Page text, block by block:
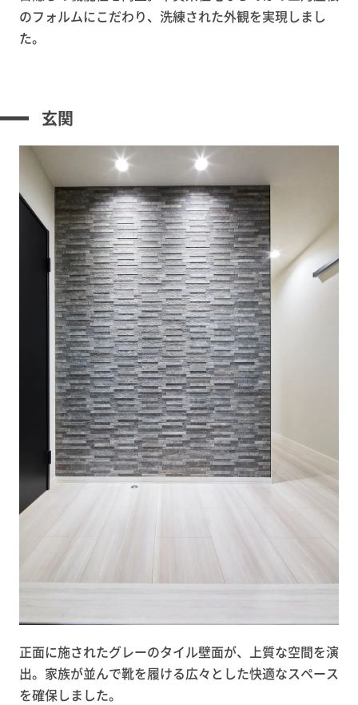
のフォルムにこだわり、洗練された外観を実現しまし
た。
玄関
正面に施されたグレーのタイル壁面が、上質な空間を演
出。家族が並んで靴を履ける広々とした快適なスペース
を確保しました。